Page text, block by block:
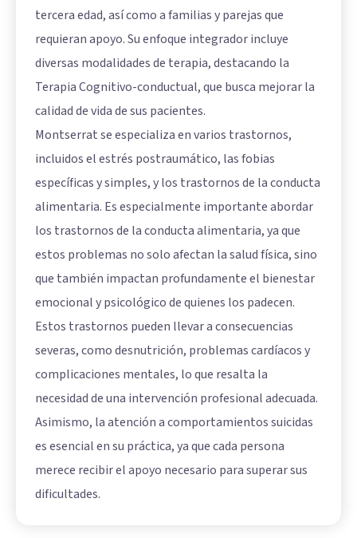
tercera edad, así como a familias y parejas que
requieran apoyo. Su enfoque integrador incluye
diversas modalidades de terapia, destacando la
Terapia Cognitivo-conductual, que busca mejorar la
calidad de vida de sus pacientes.
Montserrat se especializa en varios trastornos,
incluidos el estrés postraumático, las fobias
específicas y simples, y los trastornos de la conducta
alimentaria. Es especialmente importante abordar
los trastornos de la conducta alimentaria, ya que
estos problemas no solo afectan la salud física, sino
que también impactan profundamente el bienestar
emocional y psicológico de quienes los padecen.
Estos trastornos pueden llevar a consecuencias
severas, como desnutrición, problemas cardíacos y
complicaciones mentales, lo que resalta la
necesidad de una intervención profesional adecuada.
Asimismo, la atención a comportamientos suicidas
es esencial en su práctica, ya que cada persona
merece recibir el apoyo necesario para superar sus
dificultades.